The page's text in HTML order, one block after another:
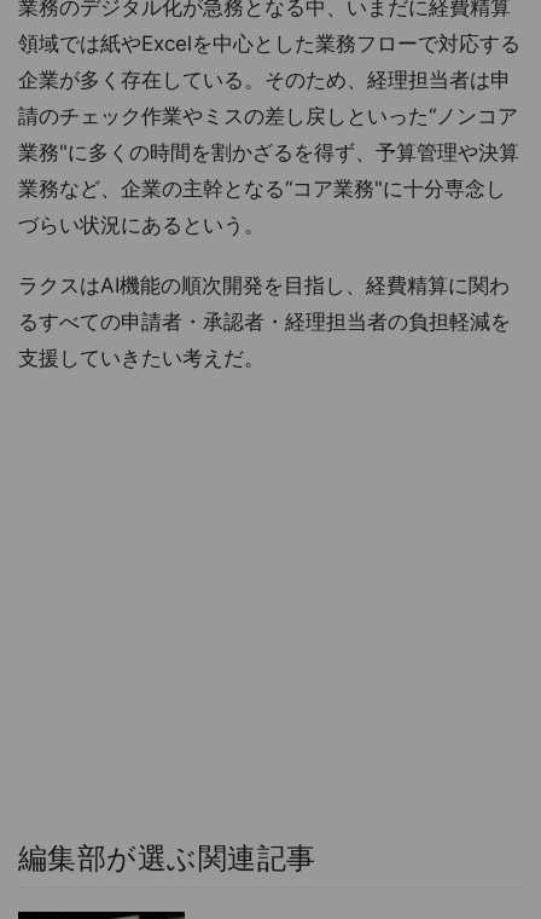
業務のデジタル化が急務となる中、いまだに経費精算
領域では紙やExcelを中心とした業務フローで対応する
企業が多く存在している。そのため、経理担当者は申
請のチェック作業やミスの差し戻しといった“ノンコア
業務"に多くの時間を割かざるを得ず、予算管理や決算
業務など、企業の主幹となる“コア業務"に十分専念し
づらい状況にあるという。
ラクスはAI機能の順次開発を目指し、経費精算に関わ
るすべての申請者・承認者・経理担当者の負担軽減を
支援していきたい考えだ。
編集部が選ぶ関連記事